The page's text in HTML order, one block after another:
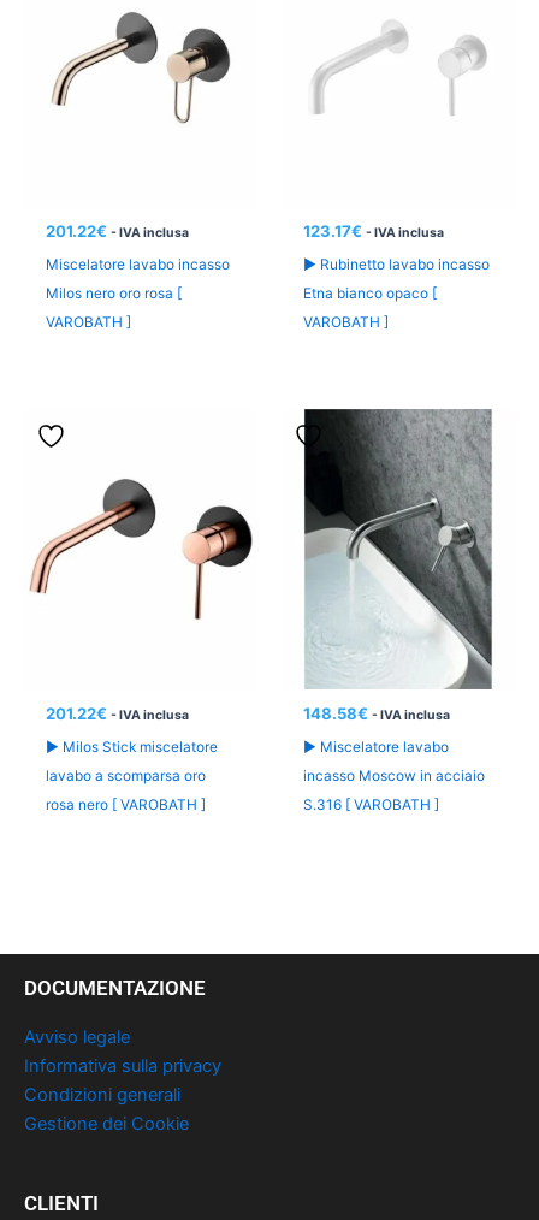
201.22€ - IVA inclusa
Miscelatore lavabo incasso
Milos nero oro rosa [
VAROBATH ]
123.17€ - IVA inclusa
► Rubinetto lavabo incasso
Etna bianco opaco [
VAROBATH ]
201.22€ - IVA inclusa
► Milos Stick miscelatore
lavabo a scomparsa oro
rosa nero [ VAROBATH ]
148.58€ - IVA inclusa
► Miscelatore lavabo
incasso Moscow in acciaio
S.316 [ VAROBATH ]
DOCUMENTAZIONE
Avviso legale
Informativa sulla privacy
Condizioni generali
Gestione dei Cookie
CLIENTI